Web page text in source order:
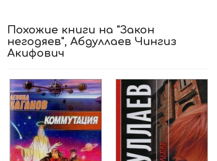
Похожие книги на "Закон
негодяев", Абдуллаев Чингиз
Акифович